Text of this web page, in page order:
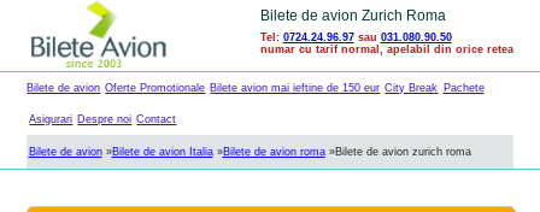
Bilete de avion Zurich Roma
Tel: 0724.24.96.97sau 031.080.90.50
numar cu tarif normal, apelabil din orice retea
Bilete de avion Oferte Promotionale Bilete avion mai ieftine de 150 eur City Break Pachete
Asigurari Despre noi Contact
Bilete de avion»Bilete de avion Italia»Bilete de avion roma»Bilete de avion zurich roma